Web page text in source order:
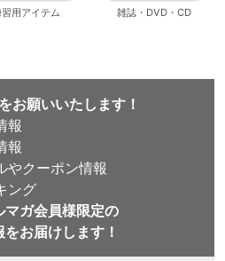
習用アイテム 雑誌・DVD・CD
お願いいたします！
報
報
クーポン情報
ング
マガ会員様限定の
お届けします！